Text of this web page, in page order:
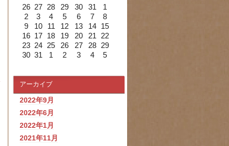
26 27 28 29 30 31
1
2
3 4 5 6 7
8
9
10 11 12 13 14
15
16 17 18 19 20 21
22
23 24 25 26 27 28
29
30 31 1 2 3 4 5
アーカイブ
2022年9月
2022年6月
2022年1月
2021年11月